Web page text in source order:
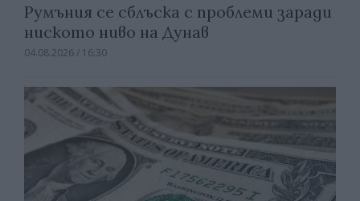
Румъния се сблъска с проблеми заради
ниското ниво на Дунав
04.08.2026 / 16:30